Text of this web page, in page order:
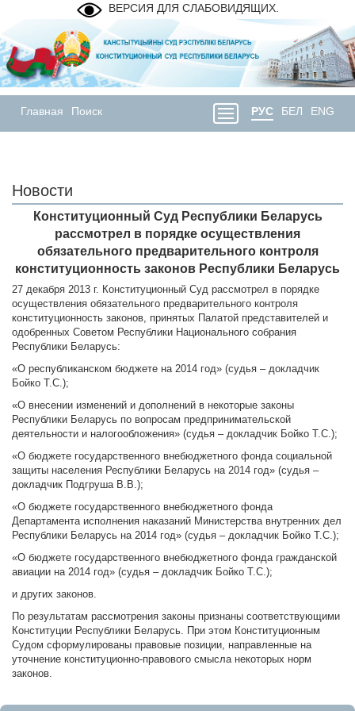
ВЕРСИЯ ДЛЯ СЛАБОВИДЯЩИХ.
Главная Поиск РУС БЕЛ ENG
Новости
Конституционный Суд Республики Беларусь
рассмотрел в порядке осуществления
обязательного предварительного контроля
конституционность законов Республики Беларусь
27 декабря 2013 г. Конституционный Суд рассмотрел в порядке
осуществления обязательного предварительного контроля
конституционность законов, принятых Палатой представителей и
одобренных Советом Республики Национального собрания
Республики Беларусь:
«О республиканском бюджете на 2014 год» (судья – докладчик
Бойко Т.С.);
«О внесении изменений и дополнений в некоторые законы
Республики Беларусь по вопросам предпринимательской
деятельности и налогообложения» (судья – докладчик Бойко Т.С.);
«О бюджете государственного внебюджетного фонда социальной
защиты населения Республики Беларусь на 2014 год» (судья –
докладчик Подгруша В.В.);
«О бюджете государственного внебюджетного фонда
Департамента исполнения наказаний Министерства внутренних дел
Республики Беларусь на 2014 год» (судья – докладчик Бойко Т.С.);
«О бюджете государственного внебюджетного фонда гражданской
авиации на 2014 год» (судья – докладчик Бойко Т.С.);
и других законов.
По результатам рассмотрения законы признаны соответствующими
Конституции Республики Беларусь. При этом Конституционным
Судом сформулированы правовые позиции, направленные на
уточнение конституционно-правового смысла некоторых норм
законов.